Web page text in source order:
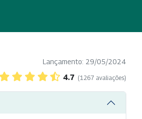
Lançamento: 29/05/2024
4.7 (1267 avaliações)